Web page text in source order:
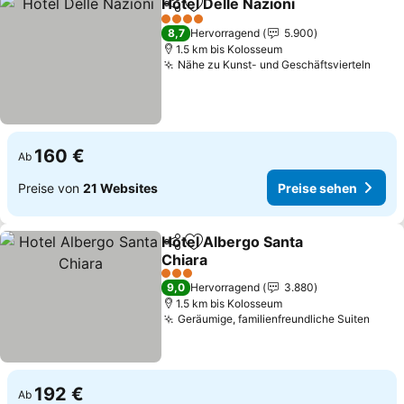
TeilenZu Favoriten hinzufügen
Hotel Delle Nazioni
4 Sterne
8,7 Hervorragend
5.900
1.5 km bis Kolosseum
Nähe zu Kunst- und Geschäftsvierteln
Ab 160 €
Preise von 21 Websites Preise sehen
TeilenZu Favoriten hinzufügen
Hotel Albergo Santa
Chiara
3 Sterne
9,0 Hervorragend
3.880
1.5 km bis Kolosseum
Geräumige, familienfreundliche Suiten
Ab 192 €